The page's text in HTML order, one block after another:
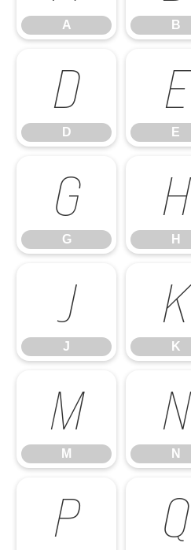
A B
D
D
E
E
G
G
H
H
J
J
K
K
M
M
N
N
P Q